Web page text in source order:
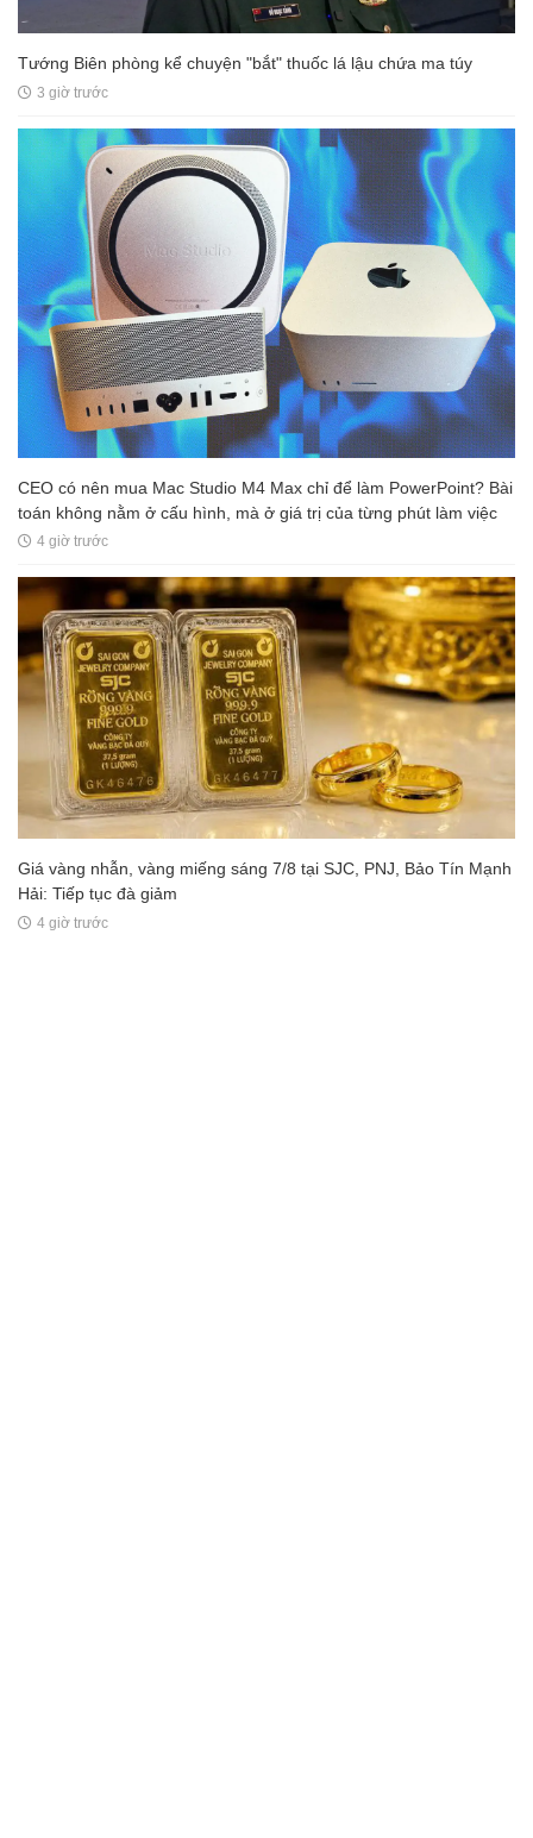
Tướng Biên phòng kể chuyện "bắt" thuốc lá lậu chứa ma túy
3 giờ trước
CEO có nên mua Mac Studio M4 Max chỉ để làm PowerPoint? Bài
toán không nằm ở cấu hình, mà ở giá trị của từng phút làm việc
4 giờ trước
Giá vàng nhẫn, vàng miếng sáng 7/8 tại SJC, PNJ, Bảo Tín Mạnh
Hải: Tiếp tục đà giảm
4 giờ trước